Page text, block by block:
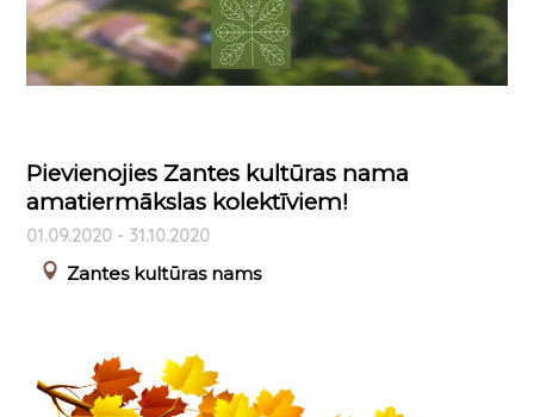
Pievienojies Zantes kultūras nama
amatiermākslas kolektīviem!
01.09.2020 - 31.10.2020
Zantes kultūras nams